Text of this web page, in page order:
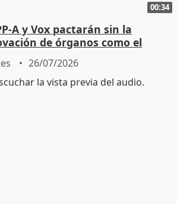
00:34
A y Vox pactarán sin la
de órganos como el
26/07/2026